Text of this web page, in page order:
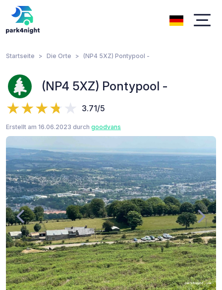
Startseite Die Orte (NP4 5XZ) Pontypool -
(NP4 5XZ) Pontypool -
3.71/5
Erstellt am 16.06.2023 durch goodvans